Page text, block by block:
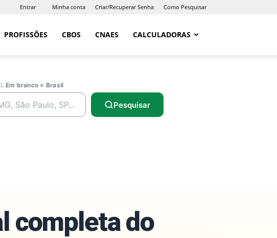
Entrar Minha conta Criar/Recuperar Senha Como Pesquisar
PROFISSÕES CBOS CNAES CALCULADORAS
. Em branco = Brasil
Pesquisar
completa do